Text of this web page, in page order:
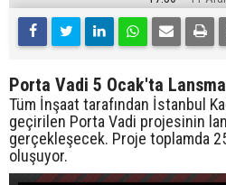
Porta Vadi 5 Ocak'ta
Tüm İnşaat tarafından İstanbul
geçirilen Porta Vadi projesinin
gerçekleşecek. Proje toplamda
oluşuyor.